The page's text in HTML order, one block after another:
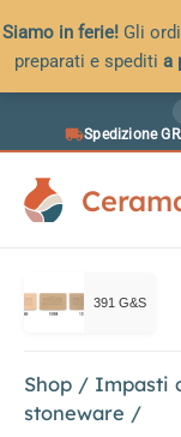
Siamo in ferie! Gli
preparati e spediti a
Spedizione
391 G&S
Shop / Impasti
stoneware /